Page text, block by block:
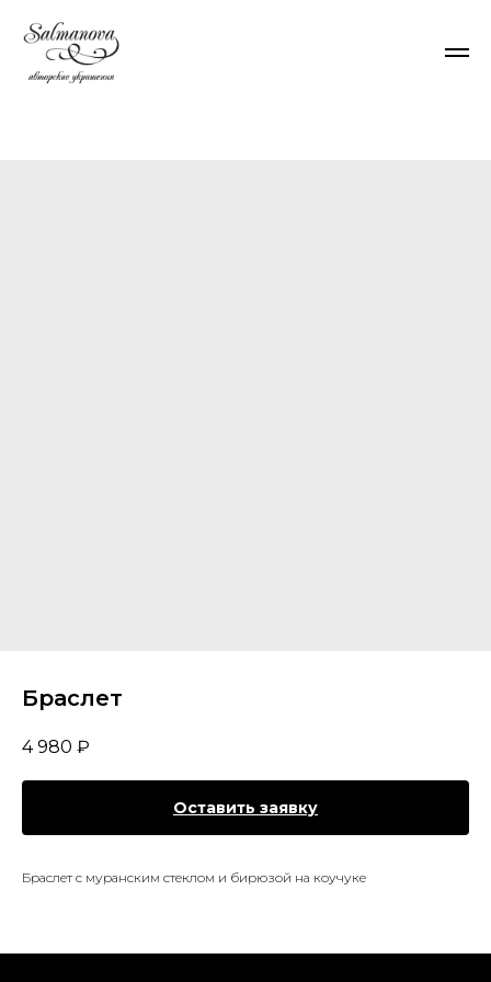
Браслет
4 980 ₽
Оставить заявку
Браслет с муранским стеклом и бирюзой на коучуке